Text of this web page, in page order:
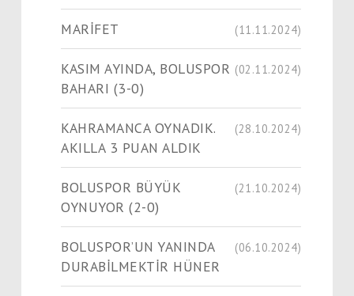
MARİFET (11.11.2024)
KASIM AYINDA, BOLUSPOR
BAHARI (3-0)
(02.11.2024)
KAHRAMANCA OYNADIK.
AKILLA 3 PUAN ALDIK
(28.10.2024)
BOLUSPOR BÜYÜK
OYNUYOR (2-0)
(21.10.2024)
BOLUSPOR’UN YANINDA
DURABİLMEKTİR HÜNER
(06.10.2024)